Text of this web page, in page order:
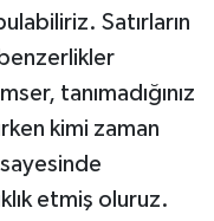
Satırların
benzerlikler
tanımadığınız
kimi zaman
etmiş oluruz.